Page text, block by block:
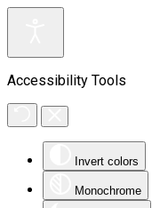
Accessibility Tools
Invert colors
Monochrome